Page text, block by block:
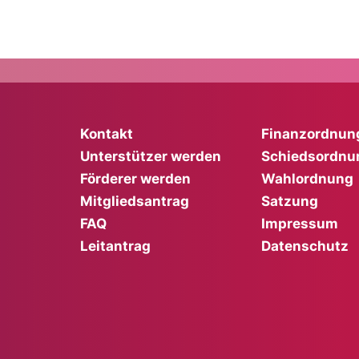
Kontakt
Unterstützer werden
Förderer werden
Mitgliedsantrag
FAQ
Leitantrag
Wahlordnung
Satzung
Impressum
Datenschutz